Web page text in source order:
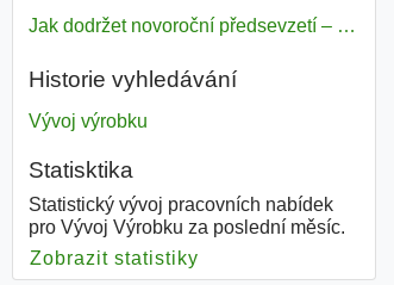
Jak dodržet novoroční předsevzetí – naše tipy pro dobrý začátek roku 2018
Historie vyhledávání
Vývoj výrobku
Statisktika
Statistický vývoj pracovních nabídek
pro Vývoj Výrobku za poslední měsíc.
Zobrazit statistiky